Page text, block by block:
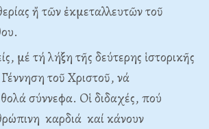
ἤ τῶν ἐκμεταλλευτῶν τοῦ
μέ τή λήξη τῆς δεύτερης ἱστορικῆς
τοῦ Xριστοῦ, νά
σύννεφα. Oἱ διδαχές, πού
καρδιά καί κάνουν